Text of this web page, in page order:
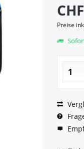
Preise